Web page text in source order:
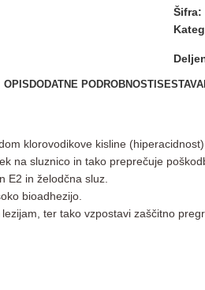
Šifra:
OPISDODATNE PODROBNOSTISESTAVA
klorovodikove kisline (hiperacidnost)
na sluznico in tako preprečuje
E2 in želodčna sluz.
bioadhezijo.
ter tako vzpostavi zaščitno